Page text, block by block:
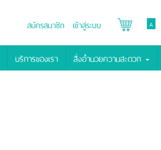
สมัครสมาชิก เข้าสู่ระบบ A
บริการของเรา สิ่งอำนวยความสะดวก